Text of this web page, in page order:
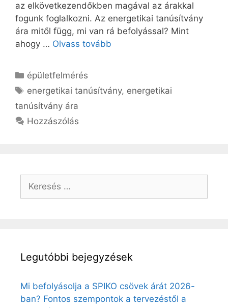
az elkövetkezendőkben magával az árakkal
fogunk foglalkozni. Az energetikai tanúsítvány
ára mitől függ, mi van rá befolyással? Mint
ahogy … Olvass tovább
Kategória
épületfelmérés
Címkék
energetikai tanúsítvány, energetikai
tanúsítvány ára
Hozzászólás
Keresés:
Legutóbbi bejegyzések
Mi befolyásolja a SPIKO csövek árát 2026-
ban? Fontos szempontok a tervezéstől a